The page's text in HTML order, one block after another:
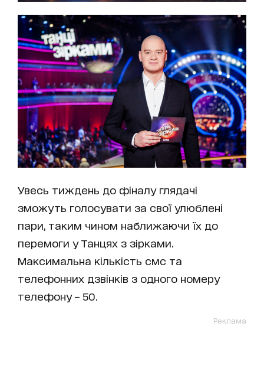
Увесь тиждень до фіналу глядачі
зможуть голосувати за свої улюблені
пари, таким чином наближаючи їх до
перемоги у Танцях з зірками.
Максимальна кількість смс та
телефонних дзвінків з одного номеру
телефону – 50.
Реклама